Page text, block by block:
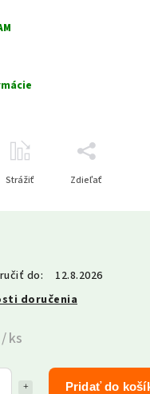
/ ks
Pridať do
do:
12.8.2026
doručenia
Strážiť Zdieľať